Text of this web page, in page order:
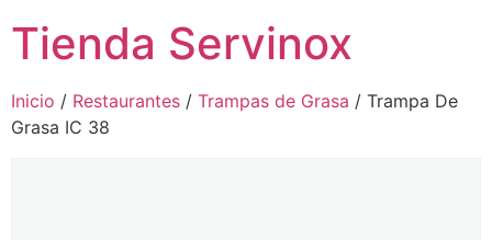
Tienda Servinox
Inicio / Restaurantes / Trampas de Grasa / Trampa De
Grasa IC 38